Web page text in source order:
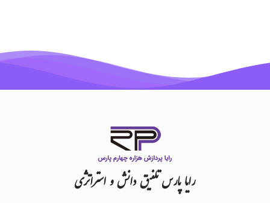
رایاپارستلفیقدانشواستراتژی